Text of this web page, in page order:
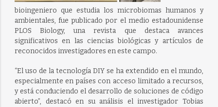
bioingeniero que estudia los microbiomas humanos y
ambientales, fue publicado por el medio estadounidense
PLOS Biology, una revista que destaca avances
significativos en las ciencias biológicas y artículos de
reconocidos investigadores en este campo.
“El uso de la tecnología DIY se ha extendido en el mundo,
especialmente en países con acceso limitado a recursos,
y está conduciendo el desarrollo de soluciones de código
abierto”, destacó en su análisis el investigador Tobias